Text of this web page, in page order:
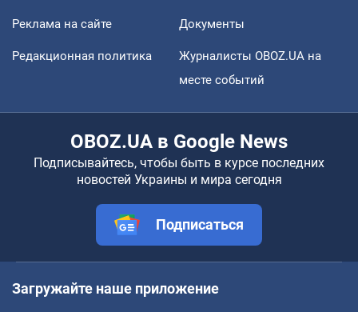
Реклама на сайте Документы
Редакционная политика
Журналисты OBOZ.UA на
месте событий
OBOZ.UA в Google News
Подписывайтесь, чтобы быть в курсе последних
новостей Украины и мира сегодня
Подписаться
Загружайте наше приложение